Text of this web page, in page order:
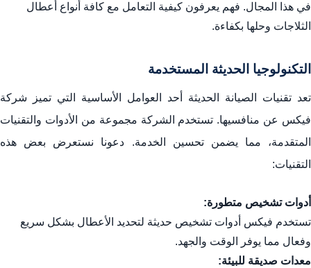
في هذا المجال. فهم يعرفون كيفية التعامل مع كافة أنواع أعطال
الثلاجات وحلها بكفاءة.
التكنولوجيا الحديثة المستخدمة
تعد تقنيات الصيانة الحديثة أحد العوامل الأساسية التي تميز شركة
فيكس عن منافسيها. تستخدم الشركة مجموعة من الأدوات والتقنيات
المتقدمة، مما يضمن تحسين الخدمة. دعونا نستعرض بعض هذه
التقنيات:
أدوات تشخيص متطورة:
تستخدم فيكس أدوات تشخيص حديثة لتحديد الأعطال بشكل سريع
وفعال مما يوفر الوقت والجهد.
معدات صديقة للبيئة: